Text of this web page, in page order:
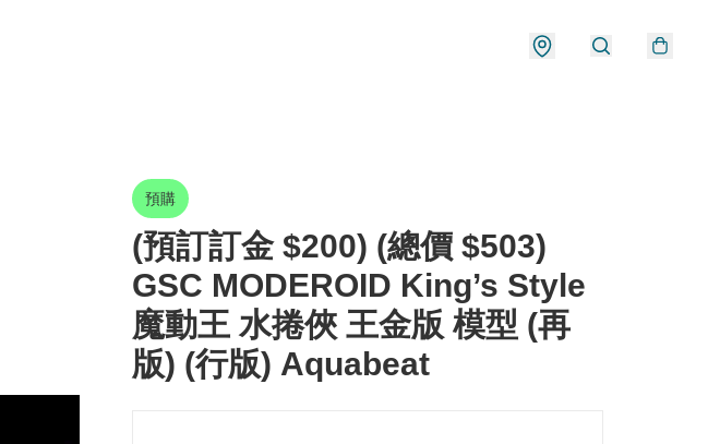
預購
(預訂訂金 $200) (總價 $503)
GSC MODEROID King’s Style
魔動王 水捲俠 王金版 模型 (再
版) (行版) Aquabeat